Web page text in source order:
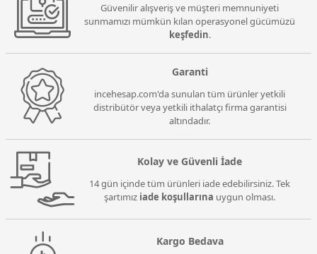
Güvenilir alışveriş ve müşteri memnuniyeti
sunmamızı mümkün kılan operasyonel gücümüzü
keşfedin.
Garanti
incehesap.com'da sunulan tüm ürünler yetkili
distribütör veya yetkili ithalatçı firma garantisi
altındadır.
Kolay ve Güvenli İade
14 gün içinde tüm ürünleri iade edebilirsiniz. Tek
şartımız iade koşullarına uygun olması.
Kargo Bedava